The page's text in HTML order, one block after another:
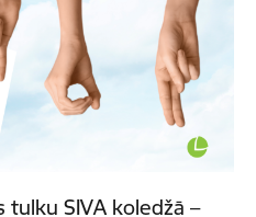
tulku SIVA koledžā –